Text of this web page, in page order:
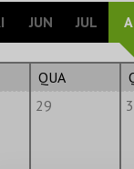
JUN JUL
QUA
29